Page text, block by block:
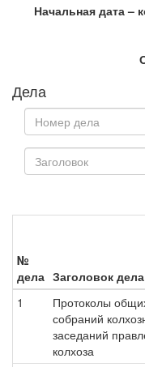
Начальная дата –
Дела
№
дела Заголовок дела
1
Протоколы
собраний
заседаний
колхоза